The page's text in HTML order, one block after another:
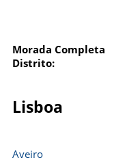
Morada Completa
Distrito:
Lisboa
Aveiro